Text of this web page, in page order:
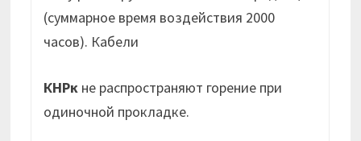
(суммарное время воздействия 2000
часов). Кабели
КНРк не распространяют горение при
одиночной прокладке.